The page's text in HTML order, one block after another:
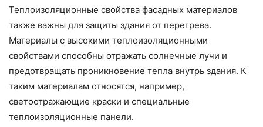
Теплоизоляционные свойства фасадных материалов
также важны для защиты здания от перегрева.
Материалы с высокими теплоизоляционными
свойствами способны отражать солнечные лучи и
предотвращать проникновение тепла внутрь здания. К
таким материалам относятся, например,
светоотражающие краски и специальные
теплоизоляционные панели.